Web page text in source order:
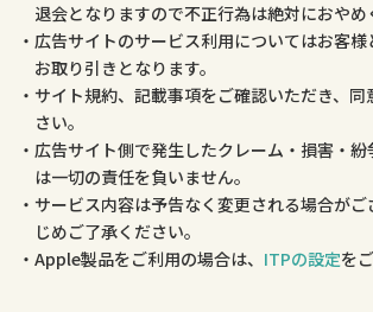
退会となりますので不正行為は絶対におやめ
広告サイトのサービス利用についてはお客
お取り引きとなります。
サイト規約、記載事項をご確認いただき、
さい。
広告サイト側で発生したクレーム・損害・
は一切の責任を負いません。
サービス内容は予告なく変更される場合が
じめご了承ください。
Apple製品をご利用の場合は、 ITPの設定を